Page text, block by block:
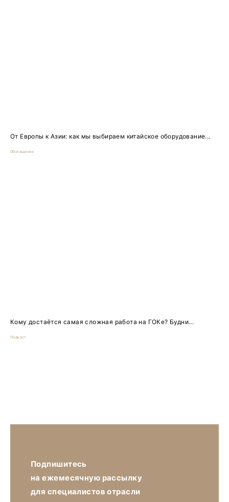
От Европы к Азии: как мы выбираем китайское оборудование...
Обогащение
Кому достаётся самая сложная работа на ГОКе? Будни...
Подкаст
Подпишитесь
на ежемесячную рассылку
для специалистов отрасли